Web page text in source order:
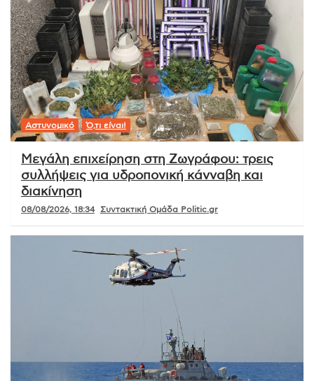
Αστυνομικό Ό,τι είναι!
Μεγάλη επιχείρηση στη Ζωγράφου: τρεις
συλλήψεις για υδροπονική κάνναβη και
διακίνηση
08/08/2026, 18:34 Συντακτική Ομάδα Politic.gr